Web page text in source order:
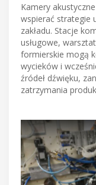
Kamery akustyczne
wspierać strategie
zakładu. Stacje
usługowe,
formierskie mogą
wycieków i
źródeł dźwięku,
zatrzymania